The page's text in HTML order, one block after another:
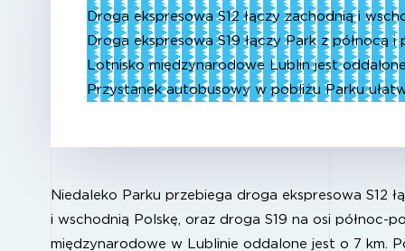
Droga ekspresowa S12 łączy zachodnią i
Droga ekspresowa S19 łączy Park z północą i
Lotnisko międzynarodowe Lublin jest
Przystanek autobusowy w pobliżu Parku
Niedaleko Parku przebiega droga ekspresowa S12
i wschodnią Polskę, oraz droga S19 na osi północ-
międzynarodowe w Lublinie oddalone jest o 7 km.